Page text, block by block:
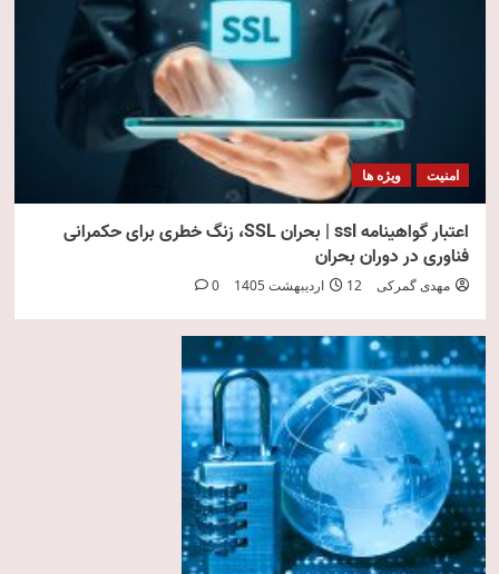
امنیت ویژه ها
اعتبار گواهینامه ssl | بحران SSL، زنگ خطری برای حکمرانی
فناوری در دوران بحران
مهدی گمرکی 12 اردیبهشت 1405 0